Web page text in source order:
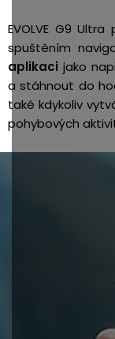
EVOLVE G9
spuštěním
aplikaci jako
a stáhnout do
také kdykoliv
pohybových